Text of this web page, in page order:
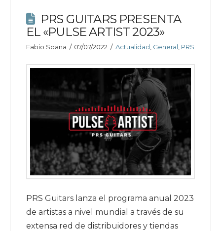
PRS GUITARS PRESENTA
EL «PULSE ARTIST 2023»
Fabio Soana 07/07/2022 Actualidad General PRS
PRS Guitars lanza el programa anual 2023
de artistas a nivel mundial a través de su
extensa red de distribuidores y tiendas